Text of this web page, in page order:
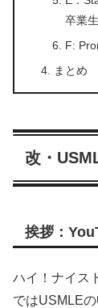
卒業
F:
まとめ
改・
挨拶：
ハイ！ナイス
ではUSMLE